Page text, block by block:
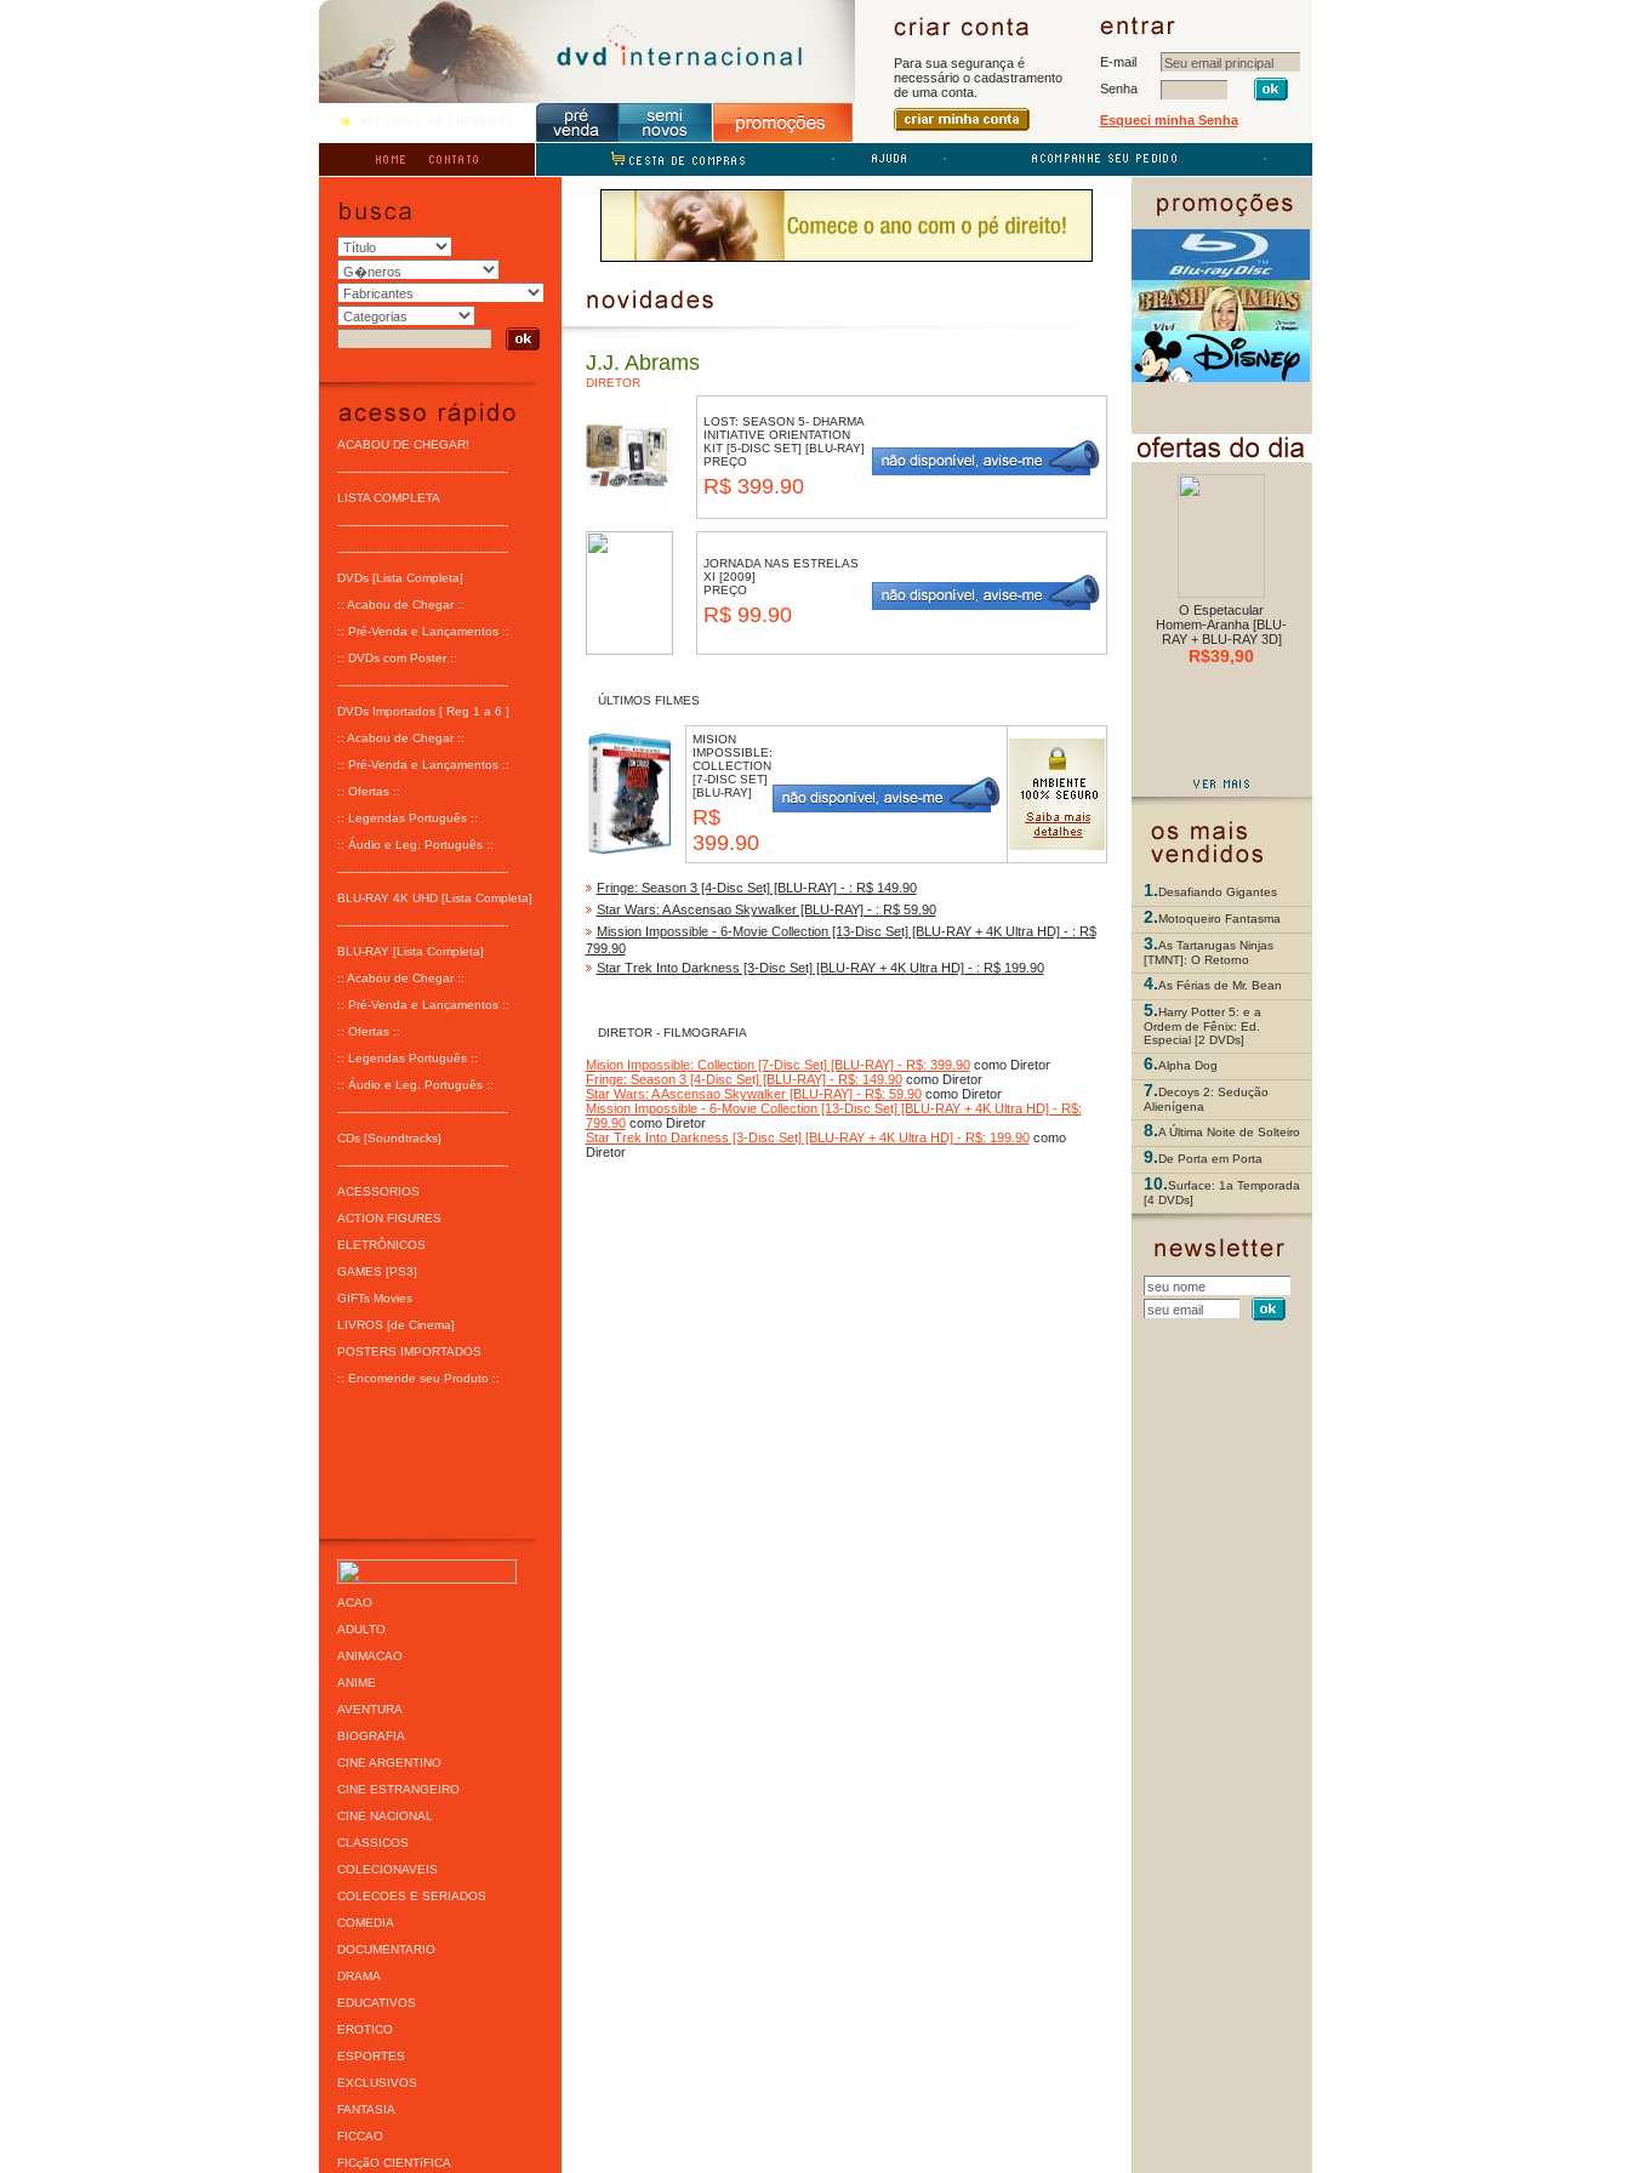
Para sua segurança é
necessário o cadastramento
de uma conta.
E-mail
Senha
Esqueci minha Senha
ACABOU DE CHEGAR!
-----------------------------------------------
LISTA COMPLETA
-----------------------------------------------
-----------------------------------------------
DVDs [Lista Completa]
:: Acabou de Chegar ::
:: Pré-Venda e Lançamentos ::
:: DVDs com Poster ::
-----------------------------------------------
DVDs Importados [ Reg 1 a 6 ]
:: Acabou de Chegar ::
:: Pré-Venda e Lançamentos ::
:: Ofertas ::
:: Legendas Português ::
:: Áudio e Leg. Português ::
-----------------------------------------------
BLU-RAY 4K UHD [Lista Completa]
-----------------------------------------------
BLU-RAY [Lista Completa]
:: Acabou de Chegar ::
:: Pré-Venda e Lançamentos ::
:: Ofertas ::
:: Legendas Português ::
:: Áudio e Leg. Português ::
-----------------------------------------------
CDs [Soundtracks]
-----------------------------------------------
ACESSORIOS
ACTION FIGURES
ELETRÔNICOS
GAMES [PS3]
GIFTs Movies
LIVROS [de Cinema]
POSTERS IMPORTADOS
:: Encomende seu Produto ::
ACAO
ADULTO
ANIMACAO
ANIME
AVENTURA
BIOGRAFIA
CINE ARGENTINO
CINE ESTRANGEIRO
CINE NACIONAL
CLASSICOS
COLECIONAVEIS
COLECOES E SERIADOS
COMEDIA
DOCUMENTARIO
DRAMA
EDUCATIVOS
EROTICO
ESPORTES
EXCLUSIVOS
FANTASIA
FICCAO
FICçãO CIENTíFICA
J.J. Abrams
DIRETOR
LOST: SEASON 5- DHARMA
INITIATIVE ORIENTATION
KIT [5-DISC SET] [BLU-RAY]
PREÇO
R$ 399.90
JORNADA NAS ESTRELAS
XI [2009]
PREÇO
R$ 99.90
ÚLTIMOS FILMES
MISION
IMPOSSIBLE:
COLLECTION
[7-DISC SET]
[BLU-RAY]
R$
399.90
Fringe: Season 3 [4-Disc Set] [BLU-RAY] - : R$ 149.90
Star Wars: A Ascensao Skywalker [BLU-RAY] - : R$ 59.90
Mission Impossible - 6-Movie Collection [13-Disc Set] [BLU-RAY + 4K Ultra HD] - : R$
799.90
Star Trek Into Darkness [3-Disc Set] [BLU-RAY + 4K Ultra HD] - : R$ 199.90
DIRETOR - FILMOGRAFIA
Mision Impossible: Collection [7-Disc Set] [BLU-RAY] - R$: 399.90como Diretor
Fringe: Season 3 [4-Disc Set] [BLU-RAY] - R$: 149.90como Diretor
Star Wars: A Ascensao Skywalker [BLU-RAY] - R$: 59.90como Diretor
Mission Impossible - 6-Movie Collection [13-Disc Set] [BLU-RAY + 4K Ultra HD] - R$:
799.90como Diretor
Star Trek Into Darkness [3-Disc Set] [BLU-RAY + 4K Ultra HD] - R$: 199.90como
Diretor
O Espetacular
Homem-Aranha [BLU-
RAY + BLU-RAY 3D]
R$39,90
1.Desafiando Gigantes
2.Motoqueiro Fantasma
3.As Tartarugas Ninjas
[TMNT]: O Retorno
4.As Férias de Mr. Bean
5.Harry Potter 5: e a
Ordem de Fênix: Ed.
Especial [2 DVDs]
6.Alpha Dog
7.Decoys 2: Sedução
Alienígena
8.A Última Noite de Solteiro
9.De Porta em Porta
10.Surface: 1a Temporada
[4 DVDs]